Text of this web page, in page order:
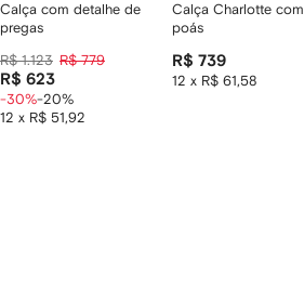
Calça com detalhe de
pregas
R$ 1.123 R$ 779
R$ 623
12 x R$ 51,92
-30%-20%
Calça Charlotte com
poás
R$ 739
12 x R$ 61,58